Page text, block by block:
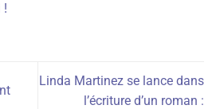
!
Linda Martinez se lance dans
l’écriture d’un roman :